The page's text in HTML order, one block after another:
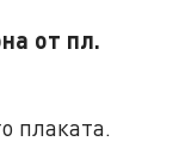
от пл.
плаката.